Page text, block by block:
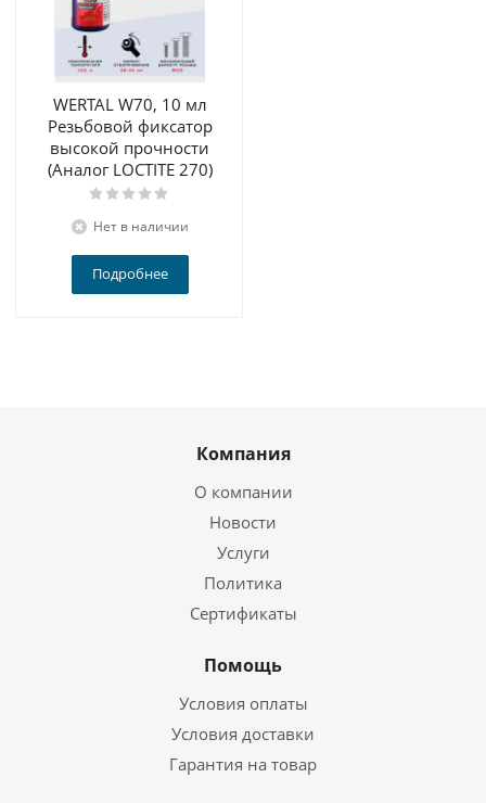
WERTAL W70, 10 мл
Резьбовой фиксатор
высокой прочности
(Аналог LOCTITE 270)
Нет в наличии
Подробнее
Компания
О компании
Новости
Услуги
Политика
Сертификаты
Помощь
Условия оплаты
Условия доставки
Гарантия на товар